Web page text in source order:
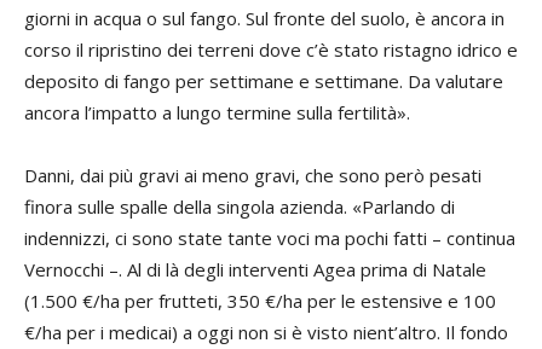
giorni in acqua o sul fango. Sul fronte del suolo, è ancora in
corso il ripristino dei terreni dove c’è stato ristagno idrico e
deposito di fango per settimane e settimane. Da valutare
ancora l’impatto a lungo termine sulla fertilità».
Danni, dai più gravi ai meno gravi, che sono però pesati
finora sulle spalle della singola azienda. «Parlando di
indennizzi, ci sono state tante voci ma pochi fatti – continua
Vernocchi –. Al di là degli interventi Agea prima di Natale
(1.500 €/ha per frutteti, 350 €/ha per le estensive e 100
€/ha per i medicai) a oggi non si è visto nient’altro. Il fondo